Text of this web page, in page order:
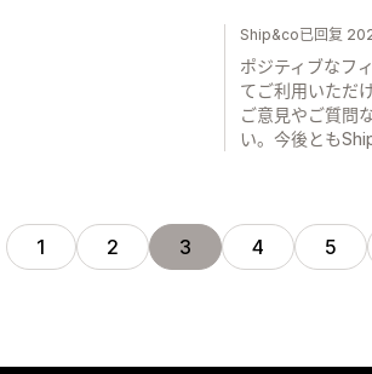
Ship&co已回复
ポジティブなフ
てご利用いただ
ご意見やご質問
い。今後とも
1 2 3 4 5